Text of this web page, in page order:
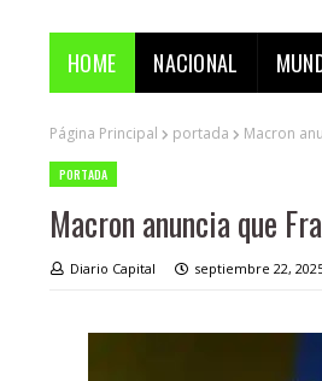
HOME NACIONAL
Página Principal portada Macron
PORTADA
Macron anuncia que
Diario Capital septiembre 22,